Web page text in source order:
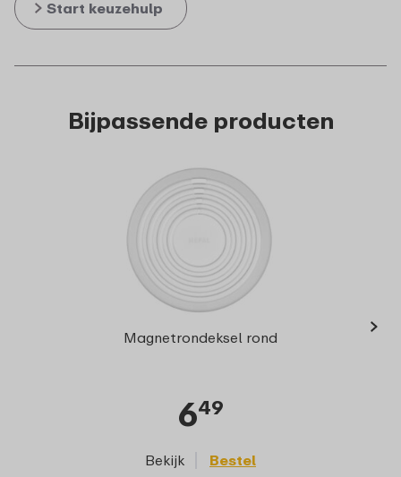
Start keuzehulp
Bijpassende producten
Magnetrondeksel rond
649
Bekijk Bestel
›